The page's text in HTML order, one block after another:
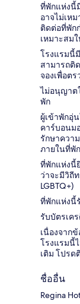
ที่พักแห่งนี้
อาจไม่เห
ติดต่อที่พัก
เหมาะสม
โรงแรมนี้
สามารถติ
จองเพื่อต
ไม่อนุญาต
พัก
ผู้เข้าพักอุ่
คาร์บอนม
รักษาควา
ภายในที่พัก
ที่พักแห่งนี้
ว่าจะมีวิถี
LGBTQ+)
ที่พักแห่งนี้
รับบัตรเคร
เนื่องจาก
โรงแรมนี้
เติม โปร
ชื่ออื่น
Regina